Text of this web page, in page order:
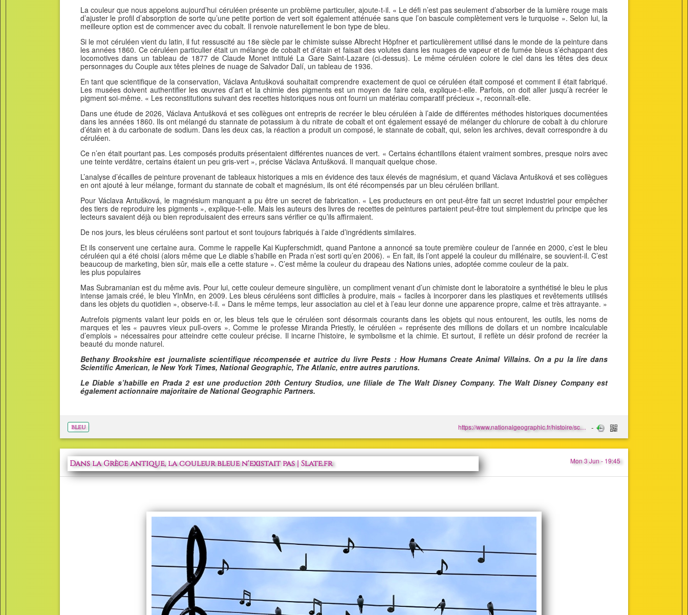
La couleur que nous appelons aujourd’hui céruléen présente un problème particulier, ajoute-t-il. « Le défi n’est pas seulement d’absorber de la lumière rouge mais
d’ajuster le profil d’absorption de sorte qu’une petite portion de vert soit également atténuée sans que l’on bascule complètement vers le turquoise ». Selon lui, la
meilleure option est de commencer avec du cobalt. Il renvoie naturellement le bon type de bleu.
Si le mot céruléen vient du latin, il fut ressuscité au 18e siècle par le chimiste suisse Albrecht Höpfner et particulièrement utilisé dans le monde de la peinture dans
les années 1860. Ce céruléen particulier était un mélange de cobalt et d’étain et faisait des volutes dans les nuages de vapeur et de fumée bleus s’échappant des
locomotives dans un tableau de 1877 de Claude Monet intitulé La Gare Saint-Lazare (ci-dessus). Le même céruléen colore le ciel dans les têtes des deux
personnages du Couple aux têtes pleines de nuage de Salvador Dalí, un tableau de 1936.
En tant que scientifique de la conservation, Václava Antušková souhaitait comprendre exactement de quoi ce céruléen était composé et comment il était fabriqué.
Les musées doivent authentifier les œuvres d’art et la chimie des pigments est un moyen de faire cela, explique-t-elle. Parfois, on doit aller jusqu’à recréer le
pigment soi-même. « Les reconstitutions suivant des recettes historiques nous ont fourni un matériau comparatif précieux », reconnaît-elle.
Dans une étude de 2026, Václava Antušková et ses collègues ont entrepris de recréer le bleu céruléen à l’aide de différentes méthodes historiques documentées
dans les années 1860. Ils ont mélangé du stannate de potassium à du nitrate de cobalt et ont également essayé de mélanger du chlorure de cobalt à du chlorure
d’étain et à du carbonate de sodium. Dans les deux cas, la réaction a produit un composé, le stannate de cobalt, qui, selon les archives, devait correspondre à du
céruléen.
Ce n’en était pourtant pas. Les composés produits présentaient différentes nuances de vert. « Certains échantillons étaient vraiment sombres, presque noirs avec
une teinte verdâtre, certains étaient un peu gris-vert », précise Václava Antušková. Il manquait quelque chose.
L’analyse d’écailles de peinture provenant de tableaux historiques a mis en évidence des taux élevés de magnésium, et quand Václava Antušková et ses collègues
en ont ajouté à leur mélange, formant du stannate de cobalt et magnésium, ils ont été récompensés par un bleu céruléen brillant.
Pour Václava Antušková, le magnésium manquant a pu être un secret de fabrication. « Les producteurs en ont peut-être fait un secret industriel pour empêcher
des tiers de reproduire les pigments », explique-t-elle. Mais les auteurs des livres de recettes de peintures partaient peut-être tout simplement du principe que les
lecteurs savaient déjà ou bien reproduisaient des erreurs sans vérifier ce qu’ils affirmaient.
De nos jours, les bleus céruléens sont partout et sont toujours fabriqués à l’aide d’ingrédients similaires.
Et ils conservent une certaine aura. Comme le rappelle Kai Kupferschmidt, quand Pantone a annoncé sa toute première couleur de l’année en 2000, c’est le bleu
céruléen qui a été choisi (alors même que Le diable s’habille en Prada n’est sorti qu’en 2006). « En fait, ils l’ont appelé la couleur du millénaire, se souvient-il. C’est
beaucoup de marketing, bien sûr, mais elle a cette stature ». C’est même la couleur du drapeau des Nations unies, adoptée comme couleur de la paix.
les plus populaires
Mas Subramanian est du même avis. Pour lui, cette couleur demeure singulière, un compliment venant d’un chimiste dont le laboratoire a synthétisé le bleu le plus
intense jamais créé, le bleu YInMn, en 2009. Les bleus céruléens sont difficiles à produire, mais « faciles à incorporer dans les plastiques et revêtements utilisés
dans les objets du quotidien », observe-t-il. « Dans le même temps, leur association au ciel et à l’eau leur donne une apparence propre, calme et très attrayante. »
Autrefois pigments valant leur poids en or, les bleus tels que le céruléen sont désormais courants dans les objets qui nous entourent, les outils, les noms de
marques et les « pauvres vieux pull-overs ». Comme le professe Miranda Priestly, le céruléen « représente des millions de dollars et un nombre incalculable
d’emplois » nécessaires pour atteindre cette couleur précise. Il incarne l’histoire, le symbolisme et la chimie. Et surtout, il reflète un désir profond de recréer la
beauté du monde naturel.
Bethany Brookshire est journaliste scientifique récompensée et autrice du livre Pests : How Humans Create Animal Villains. On a pu la lire dans
Scientific American, le New York Times, National Geographic, The Atlanic, entre autres parutions.
Le Diable s’habille en Prada 2 est une production 20th Century Studios, une filiale de The Walt Disney Company. The Walt Disney Company est
également actionnaire majoritaire de National Geographic Partners.
bleu https://www.nationalgeographic.fr/histoire/sciences-chimie-le-ceruleen-une-couleur-encore-plus-difficile-a-fabriquer-que-le-bleu
Dans la Grèce antique, la couleur bleue n'existait pas | Slate.fr Mon 3 Jun - 19:45